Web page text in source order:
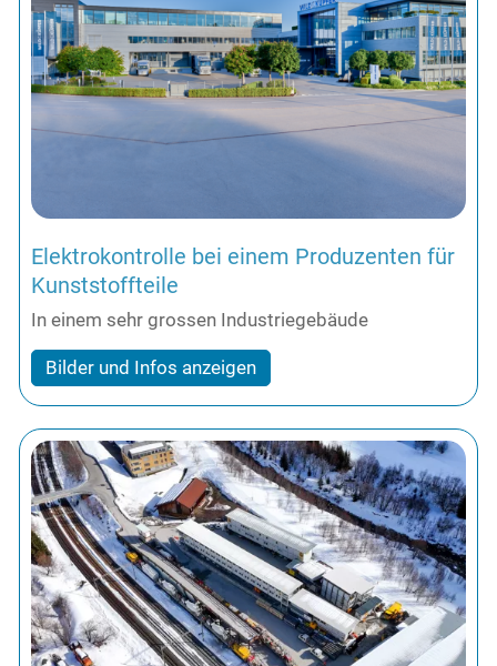
Elektrokontrolle bei einem Produzenten für
Kunststoffteile
In einem sehr grossen Industriegebäude
Bilder und Infos anzeigen